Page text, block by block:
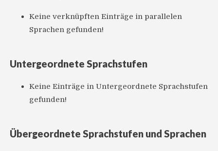
Keine verknüpften Einträge in parallelen
Sprachen gefunden!
Untergeordnete Sprachstufen
Keine Einträge in Untergeordnete Sprachstufen
gefunden!
Übergeordnete Sprachstufen und Sprachen